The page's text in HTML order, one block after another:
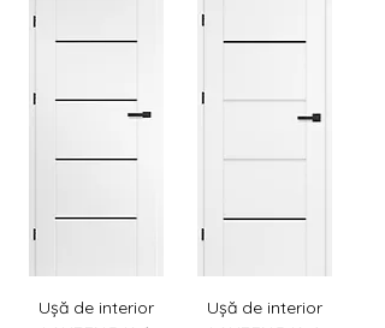
Ușă de interior
Ușă de interior